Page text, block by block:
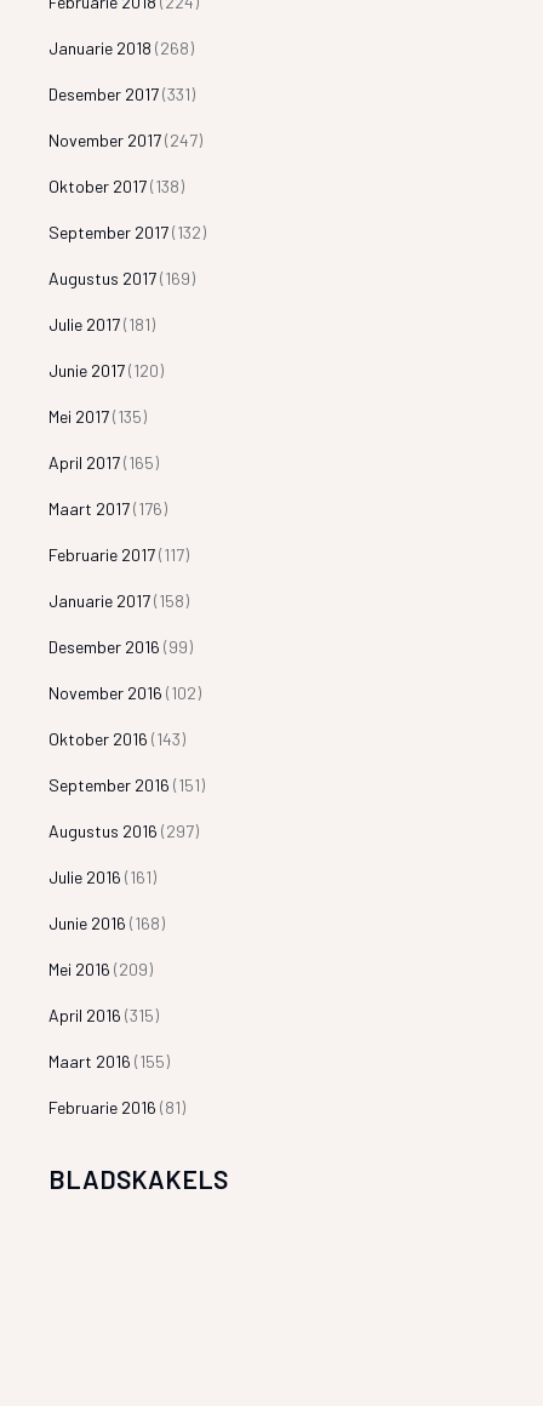
Januarie 2018 (268)
Desember 2017(331)
November 2017(247)
Oktober 2017(138)
September 2017(132)
Augustus 2017(169)
Julie 2017(181)
Junie 2017(120)
Mei 2017(135)
April 2017(165)
Maart 2017(176)
Februarie 2017(117)
Januarie 2017(158)
Desember 2016 (99)
November 2016 (102)
Oktober 2016 (143)
September 2016 (151)
Augustus 2016 (297)
Julie 2016 (161)
Junie 2016 (168)
Mei 2016 (209)
April 2016 (315)
Maart 2016 (155)
Februarie 2016 (81)
BLADSKAKELS